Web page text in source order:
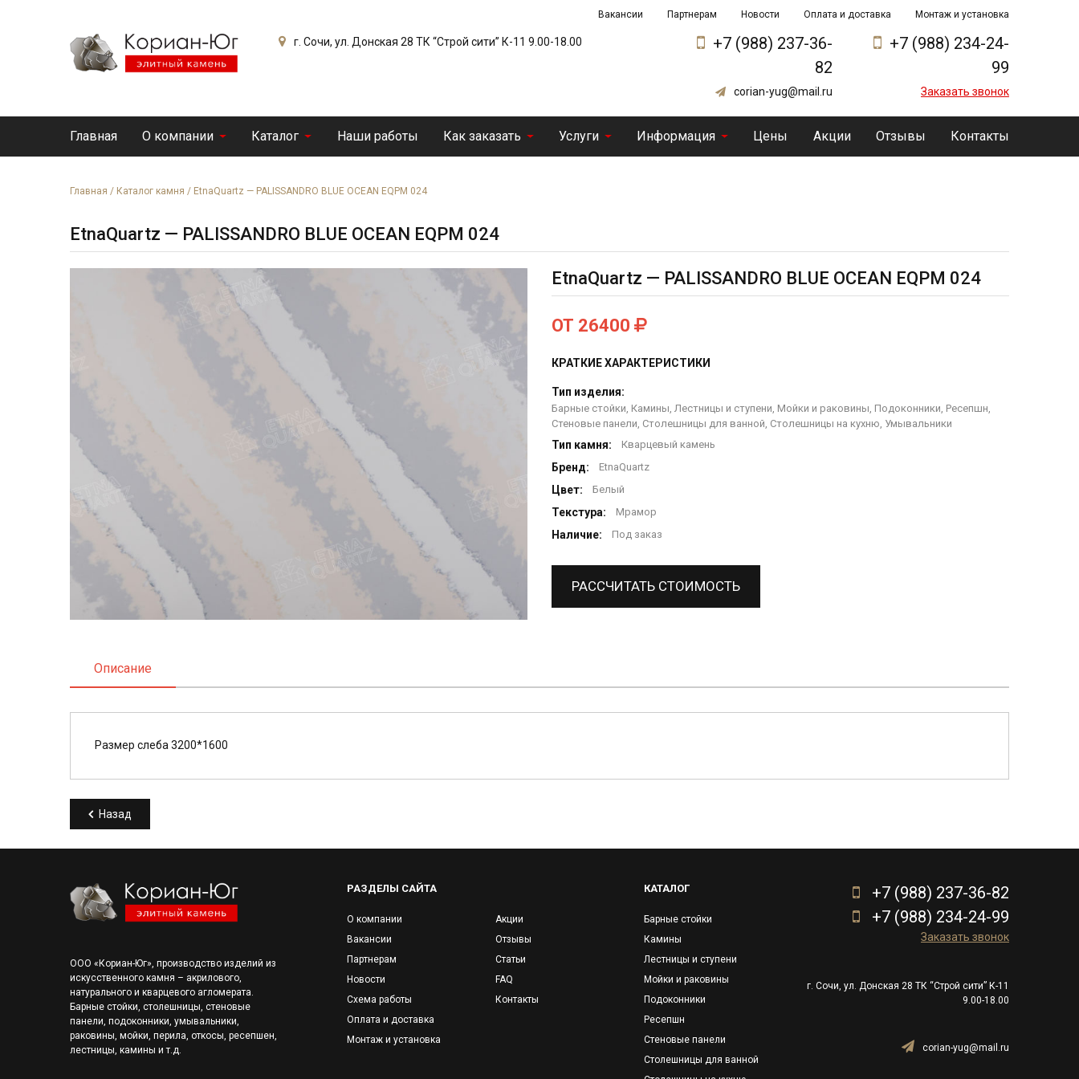
Вакансии Партнерам Новости Оплата и доставка Монтаж и установка
г. Сочи, ул. Донская 28 ТК “Строй сити” К-11 9.00-18.00
+7 (988) 237-36-
82
corian-yug@mail.ru
+7 (988) 234-24-
99
Заказать звонок
Главная О компании Каталог Наши работы Как заказать Услуги Информация Цены Акции Отзывы Контакты
Главная / Каталог камня / EtnaQuartz — PALISSANDRO BLUE OCEAN EQPM 024
EtnaQuartz — PALISSANDRO BLUE OCEAN EQPM 024
EtnaQuartz — PALISSANDRO BLUE OCEAN EQPM 024
ОТ 26400
КРАТКИЕ ХАРАКТЕРИСТИКИ
Тип изделия:
Барные стойки, Камины, Лестницы и ступени, Мойки и раковины, Подоконники, Ресепшн,
Стеновые панели, Столешницы для ванной, Столешницы на кухню, Умывальники
Тип камня: Кварцевый камень
Бренд: EtnaQuartz
Цвет: Белый
Текстура: Мрамор
Наличие: Под заказ
РАССЧИТАТЬ СТОИМОСТЬ
Описание
Размер слеба 3200*1600
Назад
ООО «Кориан-Юг», производство изделий из
искусственного камня – акрилового,
натурального и кварцевого агломерата.
Барные стойки, столешницы, стеновые
панели, подоконники, умывальники,
раковины, мойки, перила, откосы, ресепшен,
лестницы, камины и т.д.
РАЗДЕЛЫ САЙТА
О компании
Вакансии
Партнерам
Новости
Схема работы
Оплата и доставка
Монтаж и установка
Акции
Отзывы
Статьи
FAQ
Контакты
КАТАЛОГ
Барные стойки
Камины
Лестницы и ступени
Мойки и раковины
Подоконники
Ресепшн
Стеновые панели
Столешницы для ванной
+7 (988) 237-36-82
+7 (988) 234-24-99
Заказать звонок
г. Сочи, ул. Донская 28 ТК “Строй сити” К-11
9.00-18.00
corian-yug@mail.ru